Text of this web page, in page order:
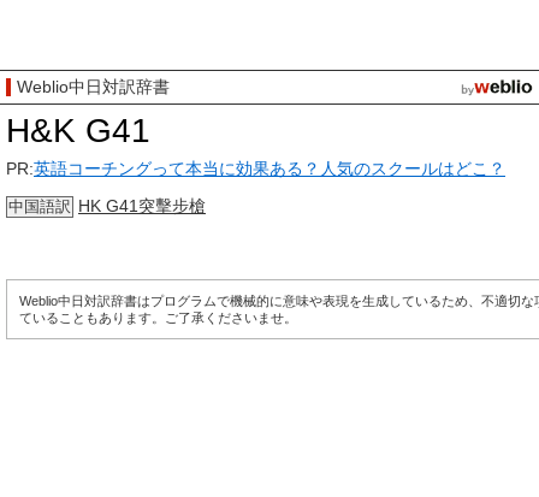
Weblio中日対訳辞書
H&K G41
PR:英語コーチングって本当に効果ある？人気のスクールはどこ？
中国語訳 HK G41突擊步槍
Weblio中日対訳辞書はプログラムで機械的に意味や表現を生成しているため、不適切な
ていることもあります。ご了承くださいませ。